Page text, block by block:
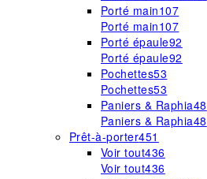
Porté main107
Porté main107
Porté épaule92
Porté épaule92
Pochettes53
Pochettes53
Paniers & Raphia48
Paniers & Raphia48
Prêt-à-porter451
Voir tout436
Voir tout436